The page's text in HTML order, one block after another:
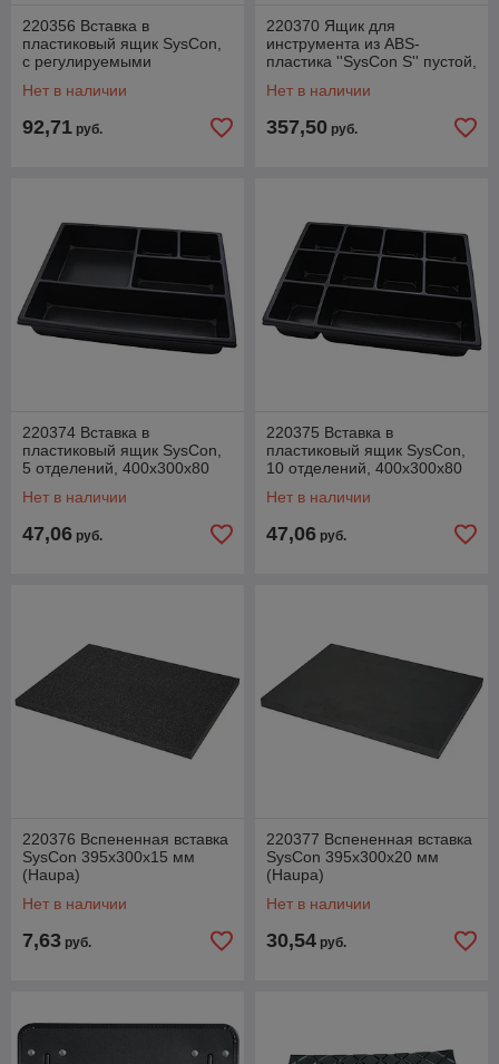
220356 Вставка в
пластиковый ящик SysCon,
с регулируемыми
мм (Haupa)
Нет в наличии
92,71 руб.
220370 Ящик для
инструмента из ABS-
пластика ''SysCon S'' пустой,
Нет в наличии
357,50 руб.
220374 Вставка в
пластиковый ящик SysCon,
5 отделений, 400x300x80
Нет в наличии
47,06 руб.
220375 Вставка в
пластиковый ящик SysCon,
10 отделений, 400x300x80
Нет в наличии
47,06 руб.
220376 Вспененная вставка
SysCon 395x300x15 мм
(Haupa)
Нет в наличии
7,63 руб.
220377 Вспененная вставка
SysCon 395x300x20 мм
(Haupa)
Нет в наличии
30,54 руб.